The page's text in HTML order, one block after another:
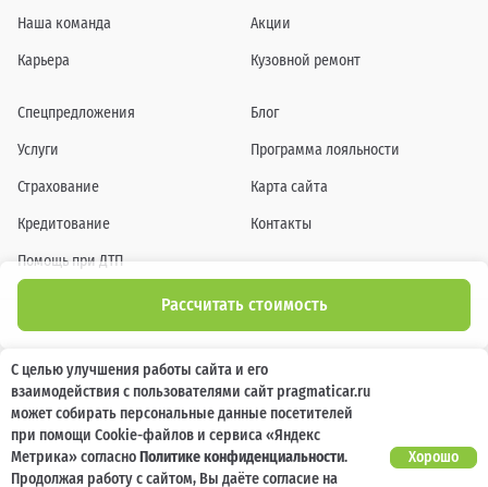
Рассчитать стоимость
Наша команда
Карьера
Акции
Кузовной ремонт
Спецпредложения
Услуги
Страхование
Кредитование
Помощь при ДТП
Блог
Программа лояльности
Карта сайта
Контакты
Информация о технических характеристиках, составе комплектаций, цветовой
гамме и стоимости автомобилей, а также действующих акциях, сроках и условиях
их проведения, указанных на сайте www.pragmaticar.ru, носит информационный
характер и ни при каких условиях не является публичной офертой,
определяемой положениями пунктом 2 статьи 437 Гражданского кодекса
Российской Федерации. Для получения подробной информации обращайтесь к
специалистам нашей компании.
С целью улучшения работы сайта и его
взаимодействия с пользователями сайт pragmaticar.ru
может собирать персональные данные посетителей
при помощи Cookie-файлов и сервиса «Яндекс
Метрика» согласноПолитике конфиденциальности.
Продолжая работу с сайтом, Вы даёте согласие на
Хорошо